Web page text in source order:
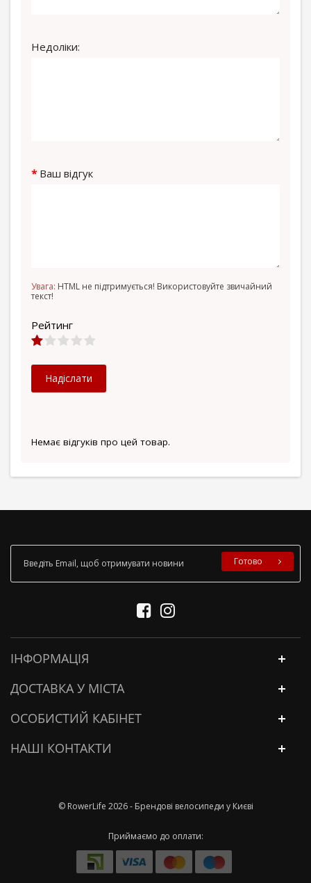
Немає відгуків про цей товар.
Недоліки:
Ваш відгук
Увага: HTML не підтримується! Використовуйте звичайний
текст!
Рейтинг
Надіслати
Готово
ІНФОРМАЦІЯ
ДОСТАВКА У МІСТА
ОСОБИСТИЙ КАБІНЕТ
НАШІ КОНТАКТИ
© RowerLife 2026 - Брендові велосипеди у Києві
Приймаємо до оплати: